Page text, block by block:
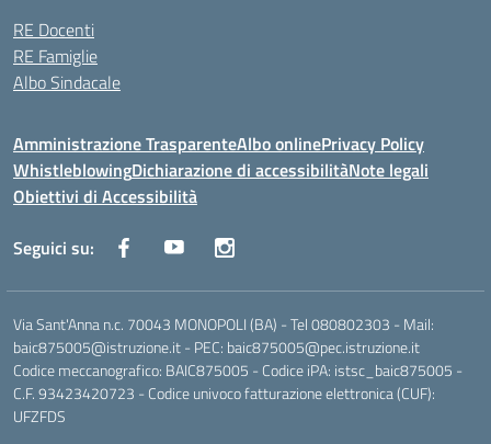
RE Docenti
RE Famiglie
Albo Sindacale
Amministrazione TrasparenteAlbo onlinePrivacy Policy
WhistleblowingDichiarazione di accessibilitàNote legali
Obiettivi di Accessibilità
Seguici su:
Via Sant'Anna n.c. 70043 MONOPOLI (BA) - Tel 080802303 - Mail:
baic875005@istruzione.it - PEC: baic875005@pec.istruzione.it
Codice meccanografico: BAIC875005 - Codice iPA: istsc_baic875005 -
C.F. 93423420723 - Codice univoco fatturazione elettronica (CUF):
UFZFDS